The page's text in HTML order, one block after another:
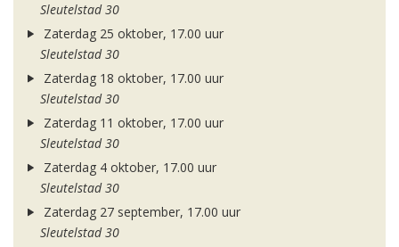
Sleutelstad 30
Zaterdag 25 oktober, 17.00 uur
Sleutelstad 30
Zaterdag 18 oktober, 17.00 uur
Sleutelstad 30
Zaterdag 11 oktober, 17.00 uur
Sleutelstad 30
Zaterdag 4 oktober, 17.00 uur
Sleutelstad 30
Zaterdag 27 september, 17.00 uur
Sleutelstad 30